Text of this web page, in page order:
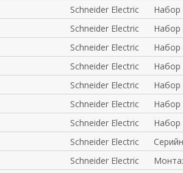
Schneider Electric Набор
Schneider Electric Набор
Schneider Electric Набор
Schneider Electric Набор
Schneider Electric Набор
Schneider Electric Набор
Schneider Electric Набор
Schneider Electric
Schneider Electric